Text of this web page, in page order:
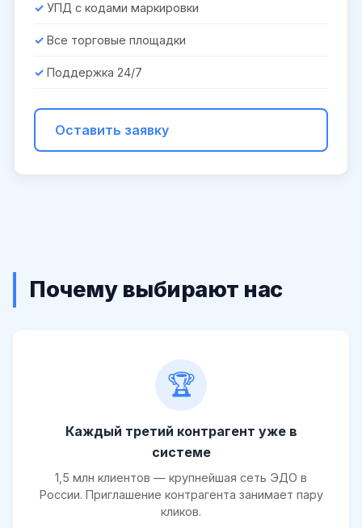
УПД с кодами маркировки
Все торговые площадки
Поддержка 24/7
Оставить заявку
Почему выбирают нас
🏆
Каждый третий контрагент уже в
системе
1,5 млн клиентов — крупнейшая сеть ЭДО в
России. Приглашение контрагента занимает пару
кликов.